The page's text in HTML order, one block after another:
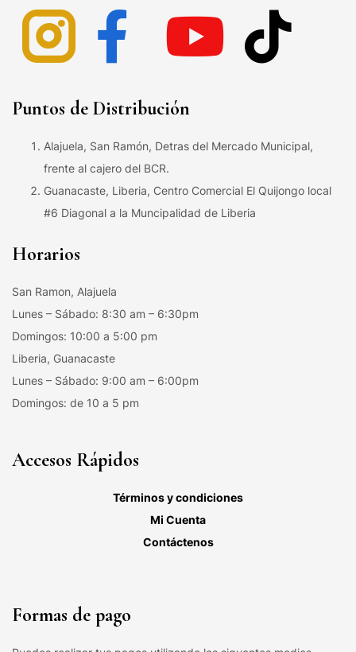
Puntos de Distribución
Alajuela, San Ramón, Detras del Mercado Municipal,
frente al cajero del BCR.
Guanacaste, Liberia, Centro Comercial El Quijongo local
#6 Diagonal a la Muncipalidad de Liberia
Horarios
San Ramon, Alajuela
Lunes – Sábado: 8:30 am – 6:30pm
Domingos: 10:00 a 5:00 pm
Liberia, Guanacaste
Lunes – Sábado: 9:00 am – 6:00pm
Domingos: de 10 a 5 pm
Accesos Rápidos
Términos y condiciones
Mi Cuenta
Contáctenos
Formas de pago